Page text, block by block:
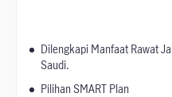
Dilengkapi Manfaat Rawat
Saudi.
Pilihan SMART Plan